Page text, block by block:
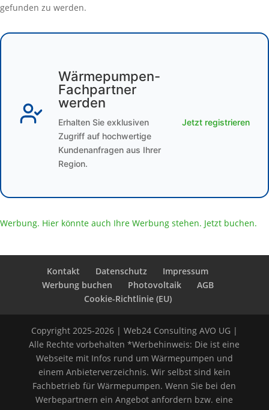
gefunden zu werden.
Wärmepumpen-
Fachpartner
werden
Erhalten Sie exklusiven
Zugriff auf hochwertige
Kundenanfragen aus Ihrer
Region.
Jetzt registrieren
Werbung. Hier könnte auch Ihre Werbung stehen. Jetzt buchen.
Kontakt Datenschutz
Impressum
Werbung buchen
Photovoltaik
AGB
Cookie-Richtlinie (EU)
Copyright 2025-2026 | Web24 Consulting AVO UG |
Alle Rechte vorbehalten *Werbehinweis: Die ist eine
Webseite mit Infos rund um Wärmepumpen und
einem Anbieterverzeichnis. Wir selbst sind kein
Fachbetrieb für Wärmepumpen. Wenn Sie bei den
Werbepartnern ein Angebot anfordern bzw. eine